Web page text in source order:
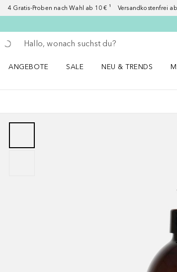
4 Gratis-Proben nach Wahl ab 10 € ¹ Versandkostenfrei
Gehe zurück
Suche ausführen
ANGEBOTE
SALE
NEU & TRENDS